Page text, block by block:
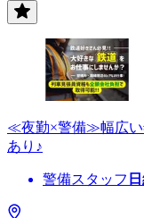
≪夜勤×警備≫幅広い
あり♪
警備スタッフ